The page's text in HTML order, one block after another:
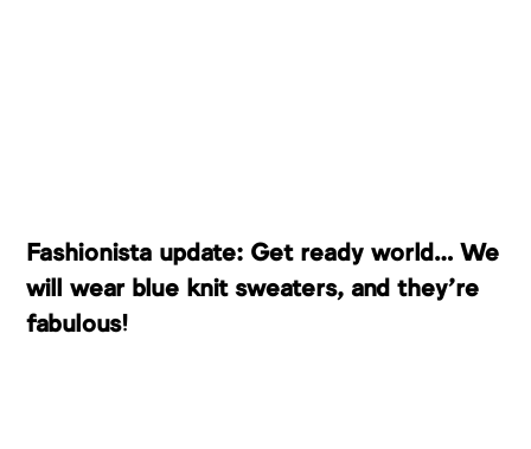
Fashionista update: Get ready world… We
will wear blue knit sweaters, and they’re
fabulous!